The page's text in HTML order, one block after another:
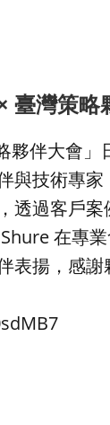
臺灣策略
夥伴大會
與技術專
透過客戶
在專
表揚，感